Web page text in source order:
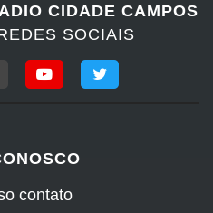
CIDADE CAMPOS
SOCIAIS
contato